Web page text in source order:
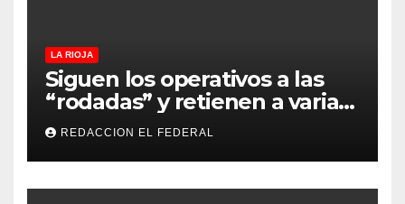
LA RIOJA
Siguen los operativos a las
“rodadas” y retienen a varias
motocicletas
REDACCION EL FEDERAL